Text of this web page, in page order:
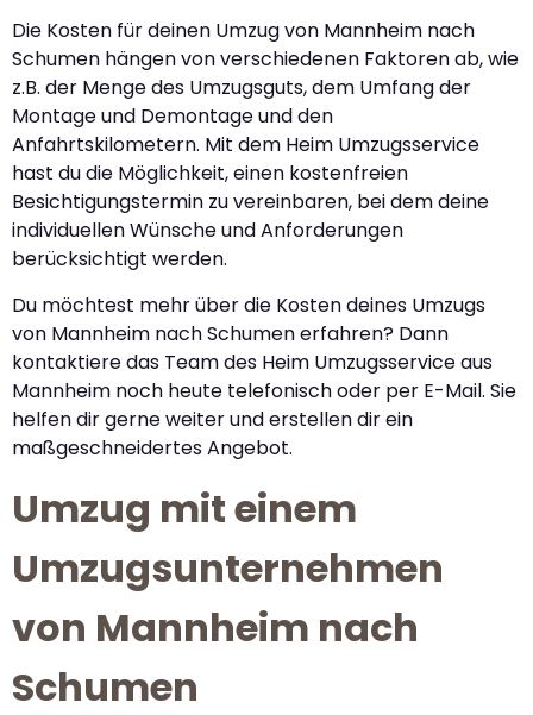
Die Kosten für deinen Umzug von Mannheim nach
Schumen hängen von verschiedenen Faktoren ab, wie
z.B. der Menge des Umzugsguts, dem Umfang der
Montage und Demontage und den
Anfahrtskilometern. Mit dem Heim Umzugsservice
hast du die Möglichkeit, einen kostenfreien
Besichtigungstermin zu vereinbaren, bei dem deine
individuellen Wünsche und Anforderungen
berücksichtigt werden.
Du möchtest mehr über die Kosten deines Umzugs
von Mannheim nach Schumen erfahren? Dann
kontaktiere das Team des Heim Umzugsservice aus
Mannheim noch heute telefonisch oder per E-Mail. Sie
helfen dir gerne weiter und erstellen dir ein
maßgeschneidertes Angebot.
Umzug mit einem
Umzugsunternehmen
von Mannheim nach
Schumen